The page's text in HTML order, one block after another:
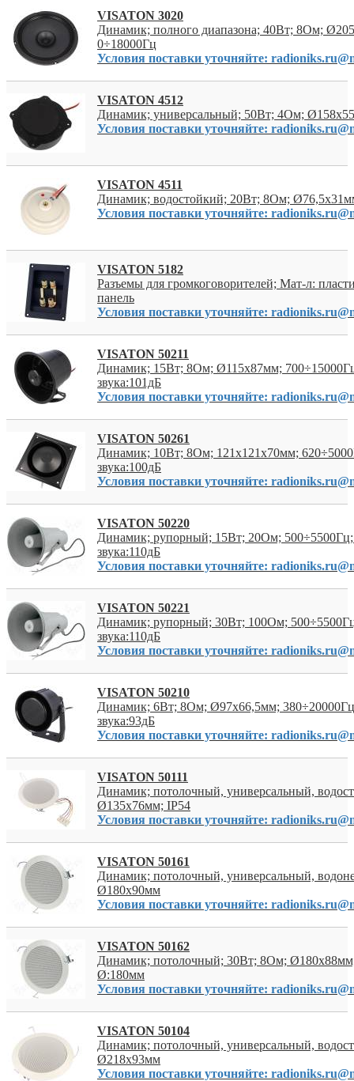
VISATON 3020
Динамик; полного диапазона; 40Вт; 8Ом;
0÷18000Гц
Условия поставки уточняйте:
VISATON 4512
Динамик; универсальный; 50Вт; 4Ом;
Условия поставки уточняйте:
VISATON 4511
Динамик; водостойкий; 20Вт; 8Ом;
Условия поставки уточняйте:
VISATON 5182
Разъемы для громкоговорителей; Мат-л:
панель
Условия поставки уточняйте:
VISATON 50211
Динамик; 15Вт; 8Ом; Ø115x87мм;
звука:101дБ
Условия поставки уточняйте:
VISATON 50261
Динамик; 10Вт; 8Ом; 121x121x70мм;
звука:100дБ
Условия поставки уточняйте:
VISATON 50220
Динамик; рупорный; 15Вт; 20Ом; 500÷5500Гц;
звука:110дБ
Условия поставки уточняйте:
VISATON 50221
Динамик; рупорный; 30Вт; 100Ом;
звука:110дБ
Условия поставки уточняйте:
VISATON 50210
Динамик; 6Вт; 8Ом; Ø97x66,5мм;
звука:93дБ
Условия поставки уточняйте:
VISATON 50111
Динамик; потолочный, универсальный,
Ø135x76мм; IP54
Условия поставки уточняйте:
VISATON 50161
Динамик; потолочный, универсальный,
Ø180x90мм
Условия поставки уточняйте:
VISATON 50162
Динамик; потолочный; 30Вт; 8Ом;
Ø:180мм
Условия поставки уточняйте:
VISATON 50104
Динамик; потолочный, универсальный,
Ø218x93мм
Условия поставки уточняйте: